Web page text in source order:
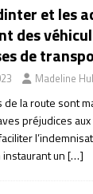
et les
des
de
Madeline
de la route sont
préjudices
un[…]